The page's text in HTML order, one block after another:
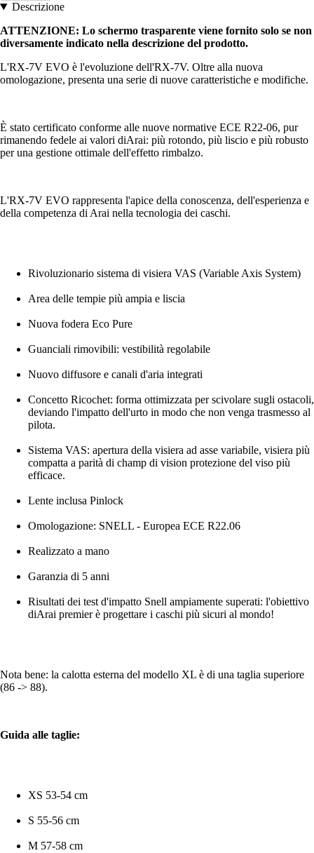
Descrizione
ATTENZIONE: Lo schermo trasparente viene fornito solo se non
diversamente indicato nella descrizione del prodotto.
L'RX-7V EVO è l'evoluzione dell'RX-7V. Oltre alla nuova
omologazione, presenta una serie di nuove caratteristiche e modifiche.
È stato certificato conforme alle nuove normative ECE R22-06, pur
rimanendo fedele ai valori diArai: più rotondo, più liscio e più robusto
per una gestione ottimale dell'effetto rimbalzo.
L'RX-7V EVO rappresenta l'apice della conoscenza, dell'esperienza e
della competenza di Arai nella tecnologia dei caschi.
Rivoluzionario sistema di visiera VAS (Variable Axis System)
Area delle tempie più ampia e liscia
Nuova fodera Eco Pure
Guanciali rimovibili: vestibilità regolabile
Nuovo diffusore e canali d'aria integrati
Concetto Ricochet: forma ottimizzata per scivolare sugli ostacoli,
deviando l'impatto dell'urto in modo che non venga trasmesso al
pilota.
Sistema VAS: apertura della visiera ad asse variabile, visiera più
compatta a parità di champ di vision protezione del viso più
efficace.
Lente inclusa Pinlock
Omologazione: SNELL - Europea ECE R22.06
Realizzato a mano
Garanzia di 5 anni
Risultati dei test d'impatto Snell ampiamente superati: l'obiettivo
diArai premier è progettare i caschi più sicuri al mondo!
Nota bene: la calotta esterna del modello XL è di una taglia superiore
(86 -> 88).
Guida alle taglie:
XS 53-54 cm
S 55-56 cm
M 57-58 cm